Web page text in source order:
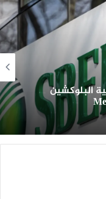
البلوكشين